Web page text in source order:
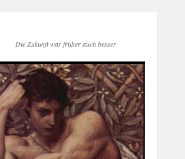
Die Zukunft war früher auch besser